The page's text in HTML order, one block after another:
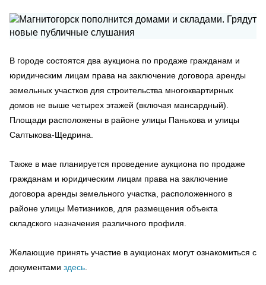
В городе состоятся два аукциона по продаже гражданам и
юридическим лицам права на заключение договора аренды
земельных участков для строительства многоквартирных
домов не выше четырех этажей (включая мансардный).
Площади расположены в районе улицы Панькова и улицы
Салтыкова-Щедрина.
Также в мае планируется проведение аукциона по продаже
гражданам и юридическим лицам права на заключение
договора аренды земельного участка, расположенного в
районе улицы Метизников, для размещения объекта
складского назначения различного профиля.
Желающие принять участие в аукционах могут ознакомиться с
документами здесь